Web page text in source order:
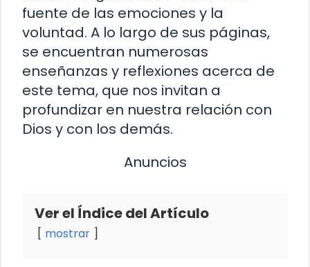
fuente de las emociones y la
voluntad. A lo largo de sus páginas,
se encuentran numerosas
enseñanzas y reflexiones acerca de
este tema, que nos invitan a
profundizar en nuestra relación con
Dios y con los demás.
Anuncios
Ver el Índice del Artículo
mostrar